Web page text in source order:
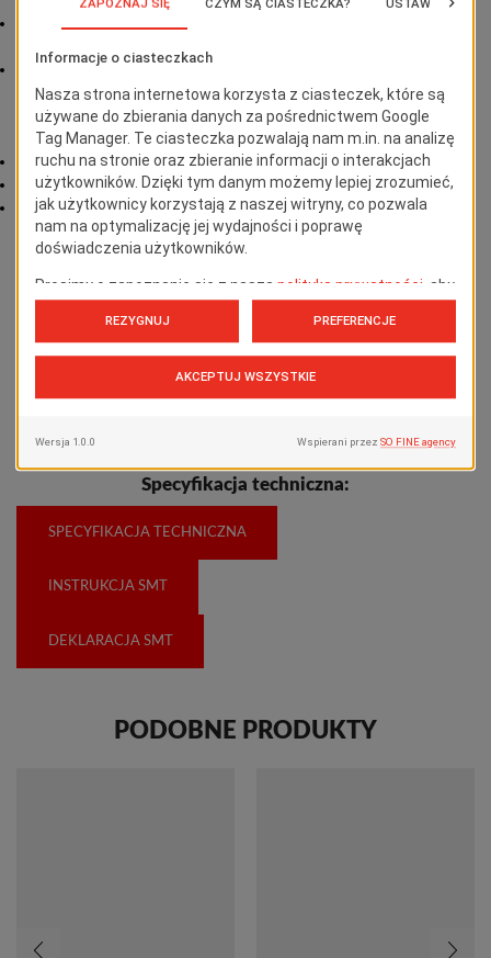
Podstawa stabilizująca wyposażona w dwie stopy z
wielokomorowego profilu otulone elastycznym tworzywem
antypoślizgowym, co zapewnia stabilne oparcie podestu w
czasie pracy.
Stopy są łatwe do wymiany po zużyciu.
Przechyleniu zapobiegają boczne stabilizatory.
Podest ma prosty system składania, jest łatwy w transporcie,
nie zabiera wiele miejsca.
SKONTAKTUJ SIĘ Z NAMI
Specyfikacja techniczna:
SPECYFIKACJA TECHNICZNA
INSTRUKCJA SMT
DEKLARACJA SMT
PODOBNE PRODUKTY